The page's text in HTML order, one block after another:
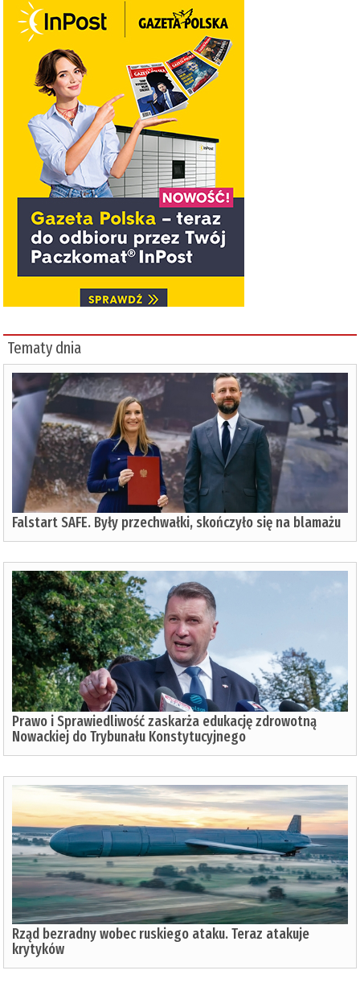
Tematy dnia
Falstart SAFE. Były przechwałki, skończyło się na blamażu
Prawo i Sprawiedliwość zaskarża edukację zdrowotną
Nowackiej do Trybunału Konstytucyjnego
Rząd bezradny wobec ruskiego ataku. Teraz atakuje
krytyków